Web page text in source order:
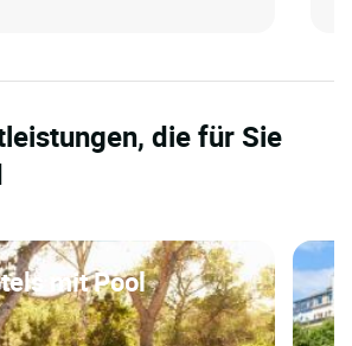
die für Sie
mit Pool